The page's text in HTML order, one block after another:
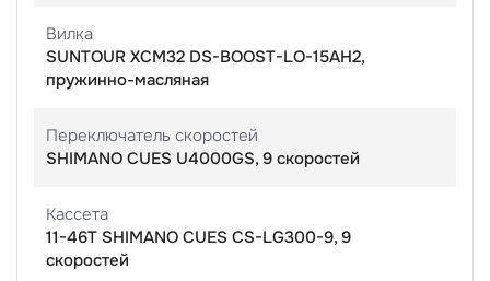
Вилка
SUNTOUR XCM32 DS-BOOST-LO-15AH2,
пружинно-масляная
Переключатель скоростей
SHIMANO CUES U4000GS, 9 скоростей
Кассета
11-46T SHIMANO CUES CS-LG300-9, 9
скоростей